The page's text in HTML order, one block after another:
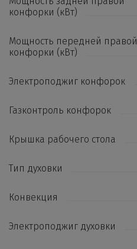
конфорки (кВт)
Мощность передней правой
конфорки (кВт)
Электроподжиг конфорок
Газконтроль конфорок
Крышка рабочего стола
Тип духовки
Конвекция
Электроподжиг духовки